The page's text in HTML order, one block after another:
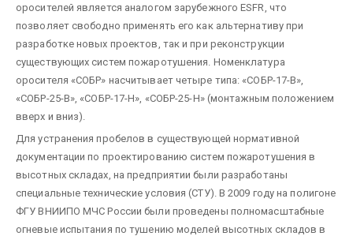
оросителей является аналогом зарубежного ESFR, что
позволяет свободно применять его как альтернативу при
разработке новых проектов, так и при реконструкции
существующих систем пожаротушения. Номенклатура
оросителя «СОБР» насчитывает четыре типа: «СОБР-17-В»,
«СОБР-25-В», «СОБР-17-Н», «СОБР-25-Н» (монтажным положением
вверх и вниз).
Для устранения пробелов в существующей нормативной
документации по проектированию систем пожаротушения в
высотных складах, на предприятии были разработаны
специальные технические условия (СТУ). В 2009 году на полигоне
ФГУ ВНИИПО МЧС России были проведены полномасштабные
огневые испытания по тушению моделей высотных складов в